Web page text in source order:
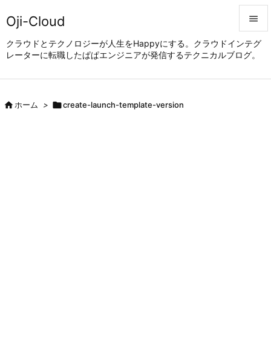
Oji-Cloud
クラウドとテクノロジーが人生をHappyにする。クラウドインテグ
レーターに転職したぱぱエンジニアが発信するテクニカルブログ。


メニュ
ホーム > create-launch-template-version